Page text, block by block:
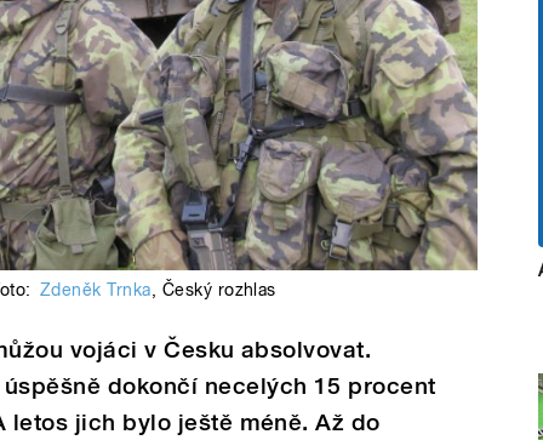
Zdeněk Trnka, Český rozhlas
vojáci v Česku absolvovat.
dokončí necelých 15 procent
letos jich bylo ještě méně. Až do